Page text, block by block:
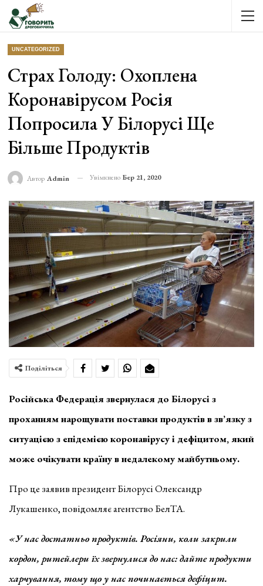
UNCATEGORIZED
Страх Голоду: Охоплена
Коронавірусом Росія
Попросила У Білорусі Ще
Більше Продуктів
Автор Admin Увімкнено Бер 21, 2020
Поділіться
Російська Федерація звернулася до Білорусі з
проханням нарощувати поставки продуктів в зв’язку з
ситуацією з епідемією коронавірусу і дефіцитом, який
може очікувати країну в недалекому майбутньому.
Про це заявив президент Білорусі Олександр
Лукашенко, повідомляє агентство БелТА.
«У нас достатньо продуктів. Росіяни, коли закрили
кордон, ритейлери їх звернулися до нас: дайте продукти
харчування, тому що у нас починається дефіцит.